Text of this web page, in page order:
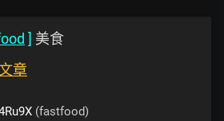
] 美食
章
(fastfood)